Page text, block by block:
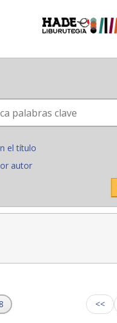
-
el título
autor
<<